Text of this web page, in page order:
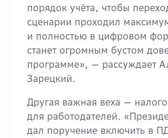
порядок учёта, чтобы
сценарии проходил
и полностью в цифровом
станет огромным бустом
программе», — рассуждает
Зарецкий.
Другая важная веха —
для работодателей.
дал поручение включить в